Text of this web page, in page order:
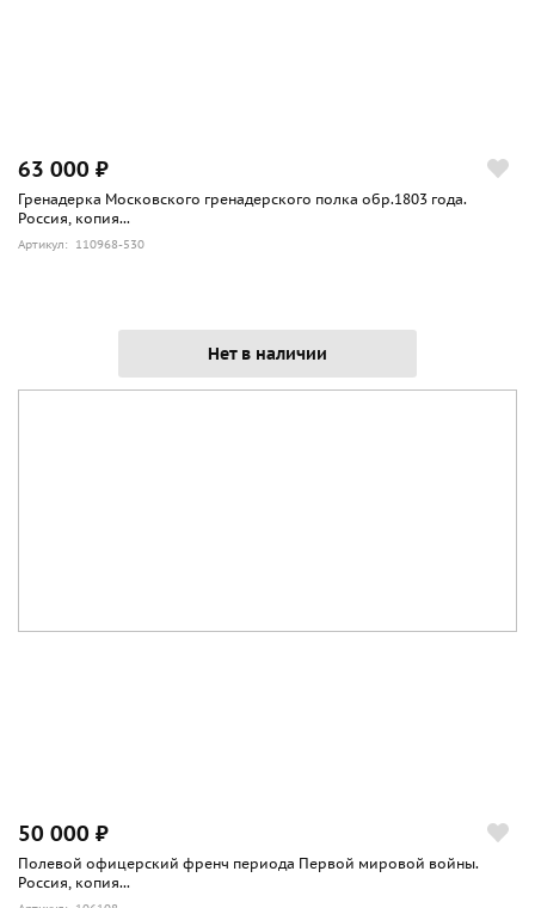
63 000 ₽
Гренадерка Московского гренадерского полка обр.1803 года.
Россия, копия...
Артикул: 110968-530
Нет в наличии
50 000 ₽
Полевой офицерский френч периода Первой мировой войны.
Россия, копия...